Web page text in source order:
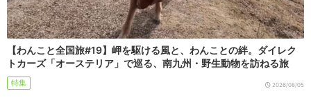
【わんこと全国旅#19】岬を駆ける風と、わんことの絆。ダイレク
トカーズ「オーステリア」で巡る、南九州・野生動物を訪ねる旅
特集 2026/08/05